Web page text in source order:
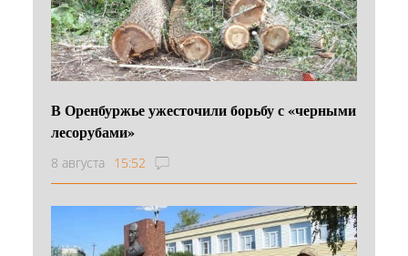
В Оренбуржье ужесточили борьбу с «черными
лесорубами»
8 августа 15:52